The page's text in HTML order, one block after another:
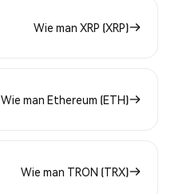
Wie man XRP (XRP)
Wie man Ethereum (ETH)
Wie man TRON (TRX)